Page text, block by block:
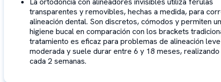
transparentes y removibles, hechas a medida, para
alineación dental. Son discretos, cómodos y permiten
higiene bucal en comparación con los brackets
tratamiento es eficaz para problemas de alineación
moderada y suele durar entre 6 y 18 meses,
cada 2 semanas.